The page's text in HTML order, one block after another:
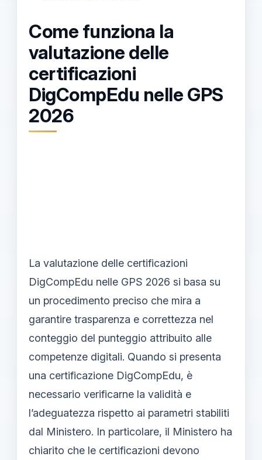
Come funziona la
valutazione delle
certificazioni
DigCompEdu nelle GPS
2026
La valutazione delle certificazioni
DigCompEdu nelle GPS 2026 si basa su
un procedimento preciso che mira a
garantire trasparenza e correttezza nel
conteggio del punteggio attribuito alle
competenze digitali. Quando si presenta
una certificazione DigCompEdu, è
necessario verificarne la validità e
l’adeguatezza rispetto ai parametri stabiliti
dal Ministero. In particolare, il Ministero ha
chiarito che le certificazioni devono